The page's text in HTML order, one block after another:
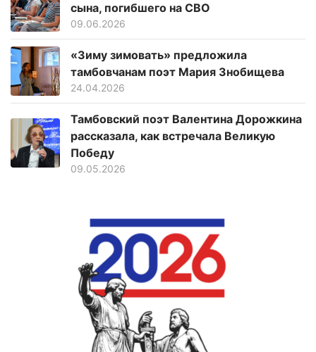
сына, погибшего на СВО
09.06.2026
«Зиму зимовать» предложила
тамбовчанам поэт Мария Знобищева
24.04.2026
Тамбовский поэт Валентина Дорожкина
рассказала, как встречала Великую
Победу
09.05.2026